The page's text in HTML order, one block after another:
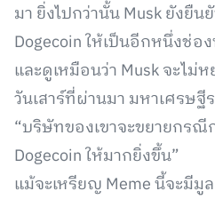
มา ยิ่งไปกว่านั้น Musk ยังยืน
Dogecoin ให้เป็นอีกหนึ่งช่อ
และดูเหมือนว่า Musk จะไม่
วันเสาร์ที่ผ่านมา มหาเศรษ
“บริษัทของเขาจะขยายกรณี
Dogecoin ให้มากยิ่งขึ้น”
แม้จะเหรียญ Meme นี้จะมี